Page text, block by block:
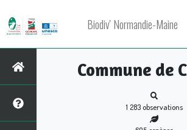
Biodiv' Normandie-Maine
Commune de
1 283observations